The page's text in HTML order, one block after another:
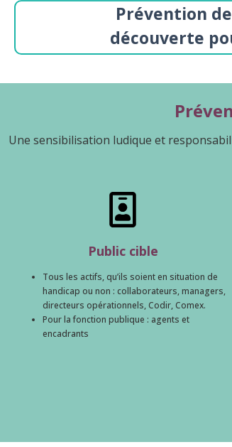
Prévention
découverte
Une sensibilisation ludique et
Public cible
Tous les actifs, qu’ils soient en situation de
handicap ou non : collaborateurs, managers,
directeurs opérationnels, Codir, Comex.
Pour la fonction publique : agents et
encadrants